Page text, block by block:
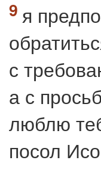
я
с
а с
люблю
посол